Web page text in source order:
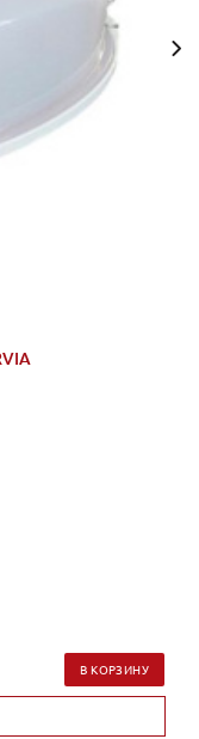
В КОРЗИНУ